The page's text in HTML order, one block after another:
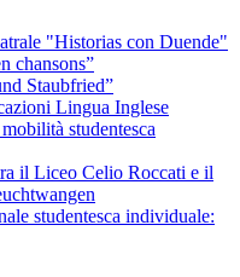
"Historias con Duende"
chansons”
Staubfried”
Lingua Inglese
studentesca
il Liceo Celio Roccati e il
studentesca individuale: